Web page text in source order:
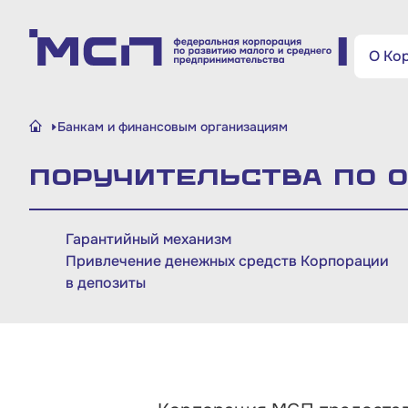
О
бизнесу
Банкам и финансовым
организациям
Инфраструктуре поддержки
Поиск по сайту
Банкам и финансовым организациям
Поручительства по
Гарантийный механизм
Привлечение денежных средств Корпорации
в депозиты